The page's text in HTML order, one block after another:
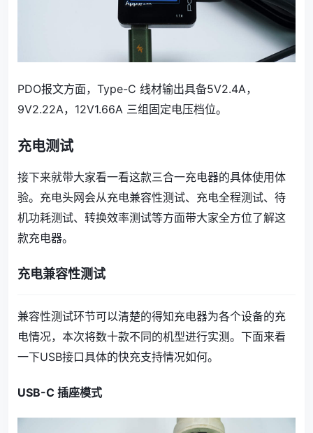
PDO报文方面，Type-C 线材输出具备5V2.4A，
9V2.22A，12V1.66A 三组固定电压档位。
充电测试
接下来就带大家看一看这款三合一充电器的具体使用体
验。充电头网会从充电兼容性测试、充电全程测试、待
机功耗测试、转换效率测试等方面带大家全方位了解这
款充电器。
充电兼容性测试
兼容性测试环节可以清楚的得知充电器为各个设备的充
电情况，本次将数十款不同的机型进行实测。下面来看
一下USB接口具体的快充支持情况如何。
USB-C 插座模式